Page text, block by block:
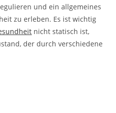
und ein allgemeines
zu erleben. Es ist wichtig
nicht statisch ist,
der durch verschiedene